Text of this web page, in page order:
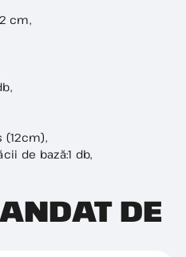
cm,
de bază:1 db,
DE